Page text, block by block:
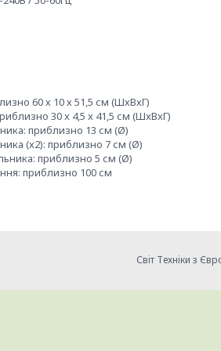
60 х 10 х 51,5 см (ШхВхГ)
30 x 4,5 x 41,5 см (ШxВxГ)
приблизно 13 см (Ø)
(x2): приблизно 7 см (Ø)
приблизно 5 см (Ø)
приблизно 100 см